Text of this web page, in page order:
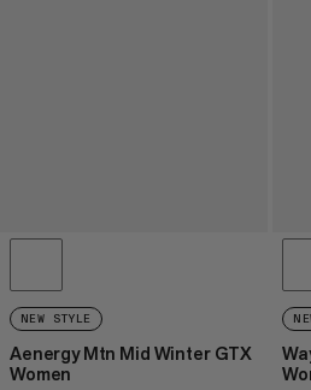
NEW STYLE
Aenergy Mtn Mid Winter GTX
Women